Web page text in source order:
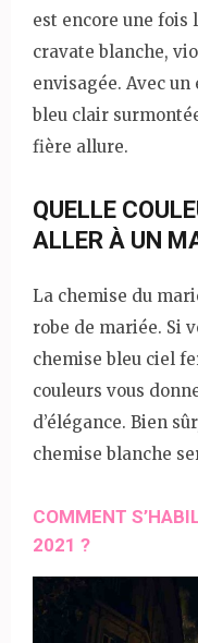
est encore une fois
cravate blanche,
envisagée. Avec
bleu clair
fière allure.
QUELLE
ALLER À UN
La chemise du
robe de mariée. Si
chemise bleu ciel
couleurs vous
d’élégance. Bien
chemise blanche
COMMENT
2021 ?